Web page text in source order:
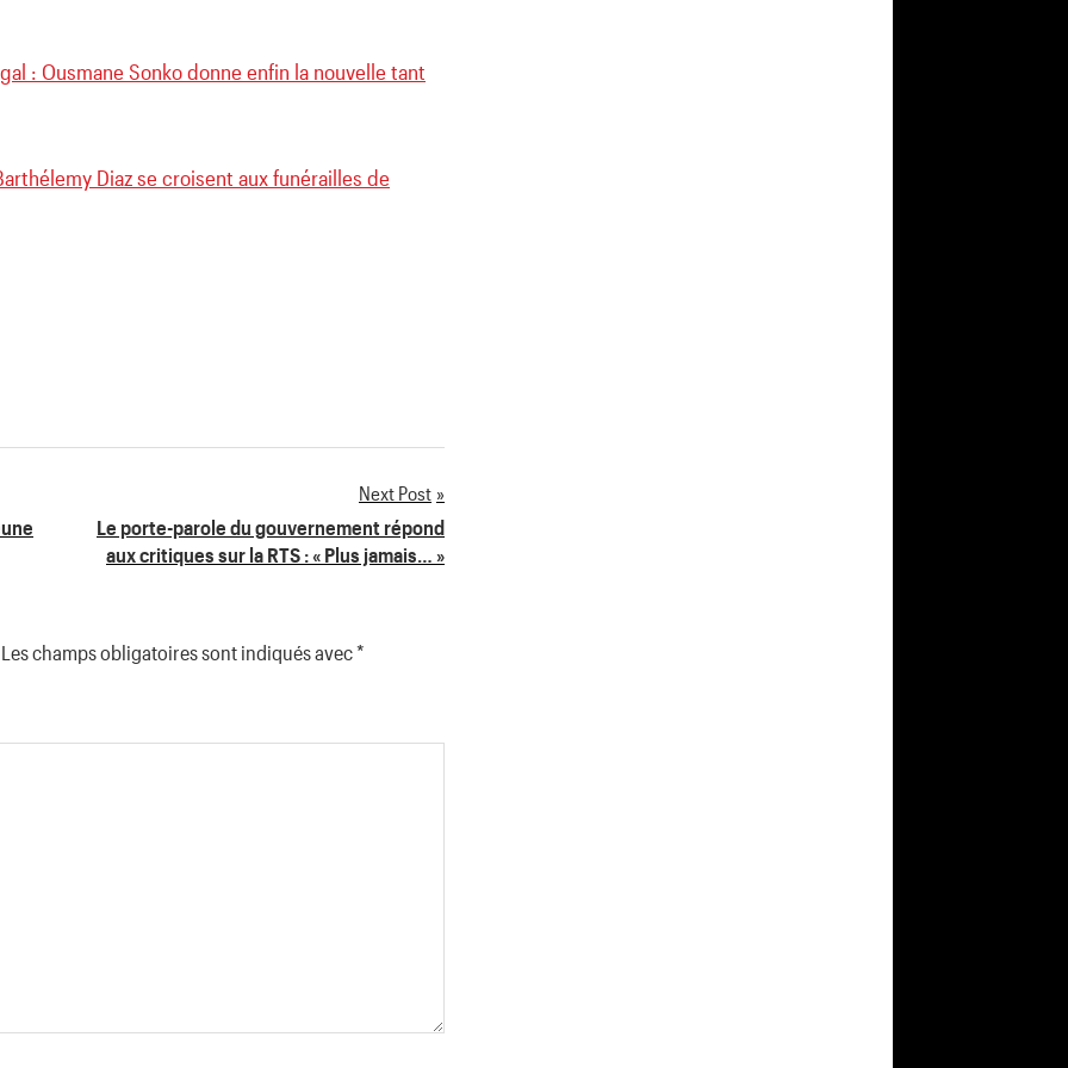
: Ousmane Sonko donne enfin la nouvelle tant
Diaz se croisent aux funérailles de
Next Post
Le porte-parole du gouvernement répond
aux critiques sur la RTS : « Plus jamais… »
Les champs obligatoires sont indiqués avec*